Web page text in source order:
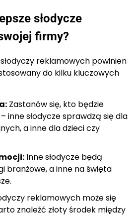
słodycze
firmy?
reklamowych powinien
do kilku kluczowych
Zastanów się, kto będzie
inne słodycze sprawdzą się dla
a inne dla dzieci czy
Inne słodycze będą
branżowe, a inne na święta
reklamowych może się
znaleźć złoty środek między